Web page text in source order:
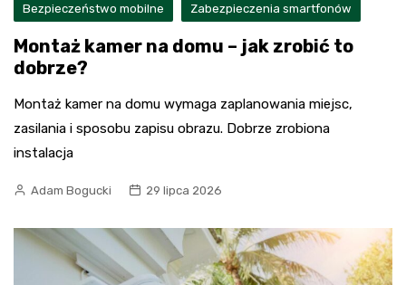
Bezpieczeństwo mobilne Zabezpieczenia smartfonów
Montaż kamer na domu – jak zrobić to
dobrze?
Montaż kamer na domu wymaga zaplanowania miejsc,
zasilania i sposobu zapisu obrazu. Dobrze zrobiona
instalacja
Adam Bogucki 29 lipca 2026